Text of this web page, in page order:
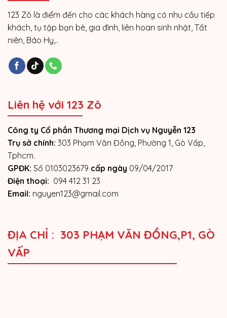
123 Zô là điểm đến cho các khách hàng có nhu cầu tiếp
khách, tụ tập bạn bè, gia đình, liên hoan sinh nhật, Tất
niên, Báo Hy,..
Liên hệ với 123 Zô
Công ty Cổ phần Thương mại Dịch vụ Nguyễn 123
Trụ sở chính: 303 Phạm Văn Đồng, Phường 1, Gò Vấp,
Tphcm.
GPĐK: Số 0103023679 cấp ngày 09/04/2017
Điện thoại: 094 412 31 23
Email: nguyen123@gmail.com
ĐỊA CHỈ : 303 PHẠM VĂN ĐỒNG,P1, GÒ
VẤP